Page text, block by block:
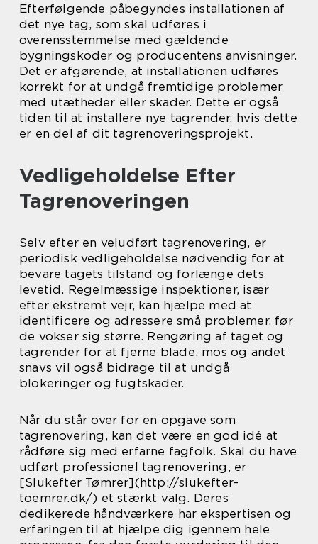
Efterfølgende påbegyndes installationen af
det nye tag, som skal udføres i
overensstemmelse med gældende
bygningskoder og producentens anvisninger.
Det er afgørende, at installationen udføres
korrekt for at undgå fremtidige problemer
med utætheder eller skader. Dette er også
tiden til at installere nye tagrender, hvis dette
er en del af dit tagrenoveringsprojekt.
Vedligeholdelse Efter
Tagrenoveringen
Selv efter en veludført tagrenovering, er
periodisk vedligeholdelse nødvendig for at
bevare tagets tilstand og forlænge dets
levetid. Regelmæssige inspektioner, især
efter ekstremt vejr, kan hjælpe med at
identificere og adressere små problemer, før
de vokser sig større. Rengøring af taget og
tagrender for at fjerne blade, mos og andet
snavs vil også bidrage til at undgå
blokeringer og fugtskader.
Når du står over for en opgave som
tagrenovering, kan det være en god idé at
rådføre sig med erfarne fagfolk. Skal du have
udført professionel tagrenovering, er
[Slukefter Tømrer](http://slukefter-
toemrer.dk/) et stærkt valg. Deres
dedikerede håndværkere har ekspertisen og
erfaringen til at hjælpe dig igennem hele